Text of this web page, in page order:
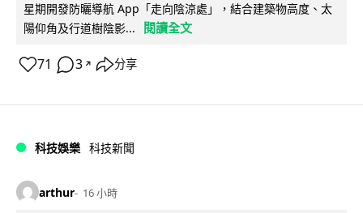
星期開發防曬導航 App「走向陰涼處」，結合建築物高度、太
陽仰角及行道樹陰影...
閱讀全文
71 3 ↗ 分享
科技娛樂 科技新聞
arthur 16 小時